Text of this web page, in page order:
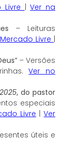
|Ver na
– Leituras
Livre |
– Versões
Ver no
, do pastor
especiais
Livre |Ver
úteis e